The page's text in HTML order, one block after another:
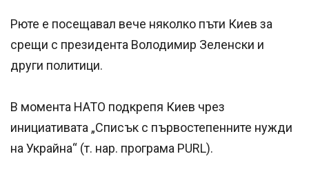
Рюте е посещавал вече няколко пъти Киев за
срещи с президента Володимир Зеленски и
други политици.
В момента НАТО подкрепя Киев чрез
инициативата „Списък с първостепенните нужди
на Украйна“ (т. нар. програма PURL).